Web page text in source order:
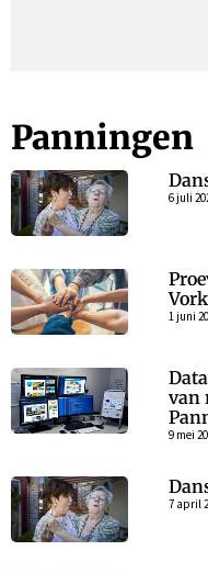
Panningen
6 juli
1 juni
van
9 mei
7 april